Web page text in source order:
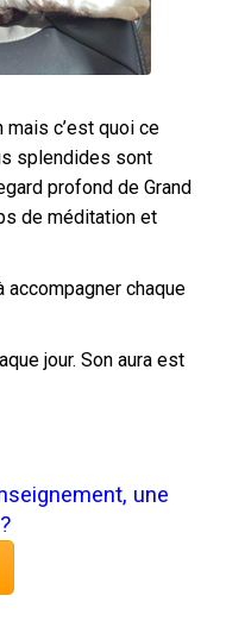
mais c’est quoi ce
splendides sont
profond de Grand
de méditation et
accompagner chaque
jour. Son aura est
une